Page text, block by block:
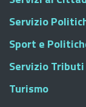
Servizio
Sport e
Servizio Tributi
Turismo